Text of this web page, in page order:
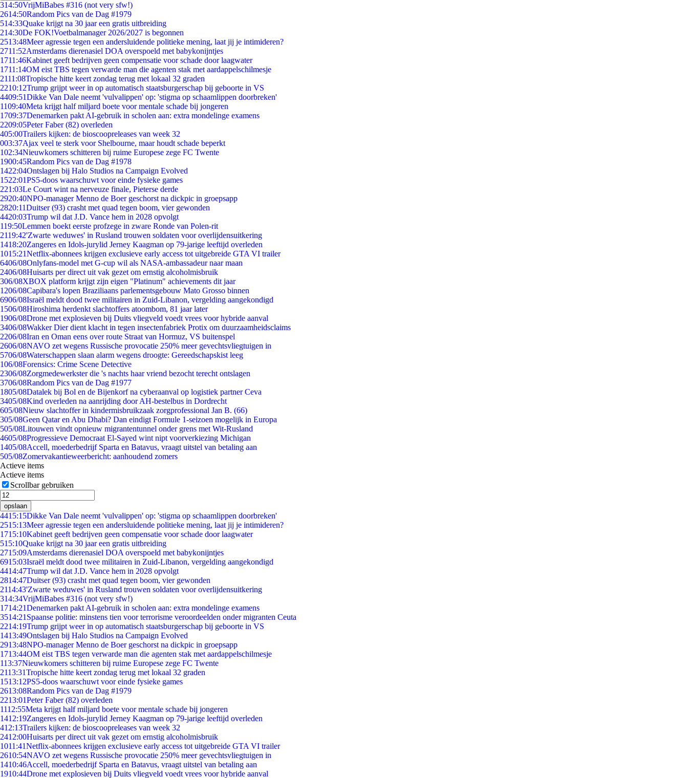
314:50VrijMiBabes #316 (not very sfw!)
2614:50Random Pics van de Dag #1979
514:33Quake krijgt na 30 jaar een gratis uitbreiding
214:30De FOK!Voetbalmanager 2026/2027 is begonnen
2513:48Meer agressie tegen een andersluidende politieke mening, laat jij je intimideren?
2711:52Amsterdams dierenasiel DOA overspoeld met babykonijntjes
1711:46Kabinet geeft bedrijven geen compensatie voor schade door laagwater
1711:14OM eist TBS tegen verwarde man die agenten stak met aardappelschilmesje
2111:08Tropische hitte keert zondag terug met lokaal 32 graden
2210:12Trump grijpt weer in op automatisch staatsburgerschap bij geboorte in VS
4409:51Dikke Van Dale neemt 'vulvalippen' op: 'stigma op schaamlippen doorbreken'
1109:40Meta krijgt half miljard boete voor mentale schade bij jongeren
1709:37Denemarken pakt AI-gebruik in scholen aan: extra mondelinge examens
2209:05Peter Faber (82) overleden
405:00Trailers kijken: de bioscoopreleases van week 32
003:37Ajax veel te sterk voor Shelbourne, maar houdt schade beperkt
102:34Nieuwkomers schitteren bij ruime Europese zege FC Twente
1900:45Random Pics van de Dag #1978
1422:04Ontslagen bij Halo Studios na Campaign Evolved
1522:01PS5-doos waarschuwt voor einde fysieke games
221:03Le Court wint na nerveuze finale, Pieterse derde
2920:40NPO-manager Menno de Boer geschorst na dickpic in groepsapp
2820:11Duitser (93) crasht met quad tegen boom, vier gewonden
4420:03Trump wil dat J.D. Vance hem in 2028 opvolgt
119:50Lemmen boekt eerste profzege in zware Ronde van Polen-rit
2119:42'Zwarte weduwes' in Rusland trouwen soldaten voor overlijdensuitkering
1418:20Zangeres en Idols-jurylid Jerney Kaagman op 79-jarige leeftijd overleden
1015:21Netflix-abonnees krijgen exclusieve early access tot uitgebreide GTA VI trailer
6406/08Onlyfans-model met G-cup wil als NASA-ambassadeur naar maan
2406/08Huisarts per direct uit vak gezet om ernstig alcoholmisbruik
306/08XBOX platform krijgt zijn eigen "Platinum" achievements dit jaar
1206/08Capibara's lopen Braziliaans parlementsgebouw Mato Grosso binnen
6906/08Israël meldt dood twee militairen in Zuid-Libanon, vergelding aangekondigd
1506/08Hiroshima herdenkt slachtoffers atoombom, 81 jaar later
1906/08Drone met explosieven bij Duits vliegveld voedt vrees voor hybride aanval
3406/08Wakker Dier dient klacht in tegen insectenfabriek Protix om duurzaamheidsclaims
2206/08Iran en Oman eens over route Straat van Hormuz, VS buitenspel
2606/08NAVO zet wegens Russische provocatie 250% meer gevechtsvliegtuigen in
5706/08Waterschappen slaan alarm wegens droogte: Gereedschapskist leeg
106/08Forensics: Crime Scene Detective
2306/08Zorgmedewerkster die 's nachts haar vriend bezocht terecht ontslagen
3706/08Random Pics van de Dag #1977
1805/08Datalek bij Bol en de Bijenkorf na cyberaanval op logistiek partner Ceva
3405/08Kind overleden na aanrijding door AH-bestelbus in Dordrecht
605/08Nieuw slachtoffer in kindermisbruikzaak zorgprofessional Jan B. (66)
305/08Geen Qatar en Abu Dhabi? Dan eindigt Formule 1-seizoen mogelijk in Europa
505/08Litouwen vindt opnieuw migrantentunnel onder grens met Wit-Rusland
4605/08Progressieve Democraat El-Sayed wint nipt voorverkiezing Michigan
1405/08Accell, moederbedrijf Sparta en Batavus, vraagt uitstel van betaling aan
505/08Zomervakantieweerbericht: aanhoudend zomers
Actieve items
Actieve items
Scrollbar gebruiken
opslaan
4415:15Dikke Van Dale neemt 'vulvalippen' op: 'stigma op schaamlippen doorbreken'
2515:13Meer agressie tegen een andersluidende politieke mening, laat jij je intimideren?
1715:10Kabinet geeft bedrijven geen compensatie voor schade door laagwater
515:10Quake krijgt na 30 jaar een gratis uitbreiding
2715:09Amsterdams dierenasiel DOA overspoeld met babykonijntjes
6915:03Israël meldt dood twee militairen in Zuid-Libanon, vergelding aangekondigd
4414:47Trump wil dat J.D. Vance hem in 2028 opvolgt
2814:47Duitser (93) crasht met quad tegen boom, vier gewonden
2114:43'Zwarte weduwes' in Rusland trouwen soldaten voor overlijdensuitkering
314:34VrijMiBabes #316 (not very sfw!)
1714:21Denemarken pakt AI-gebruik in scholen aan: extra mondelinge examens
3514:21 Spaanse politie: minstens tien voor terrorisme veroordeelden onder migranten Ceuta
2214:19Trump grijpt weer in op automatisch staatsburgerschap bij geboorte in VS
1413:49Ontslagen bij Halo Studios na Campaign Evolved
2913:48NPO-manager Menno de Boer geschorst na dickpic in groepsapp
1713:44OM eist TBS tegen verwarde man die agenten stak met aardappelschilmesje
113:37Nieuwkomers schitteren bij ruime Europese zege FC Twente
2113:31Tropische hitte keert zondag terug met lokaal 32 graden
1513:12PS5-doos waarschuwt voor einde fysieke games
2613:08Random Pics van de Dag #1979
2213:01Peter Faber (82) overleden
1112:55Meta krijgt half miljard boete voor mentale schade bij jongeren
1412:19Zangeres en Idols-jurylid Jerney Kaagman op 79-jarige leeftijd overleden
412:13Trailers kijken: de bioscoopreleases van week 32
2412:00Huisarts per direct uit vak gezet om ernstig alcoholmisbruik
1011:41Netflix-abonnees krijgen exclusieve early access tot uitgebreide GTA VI trailer
2610:54NAVO zet wegens Russische provocatie 250% meer gevechtsvliegtuigen in
1410:46Accell, moederbedrijf Sparta en Batavus, vraagt uitstel van betaling aan
1910:44Drone met explosieven bij Duits vliegveld voedt vrees voor hybride aanval